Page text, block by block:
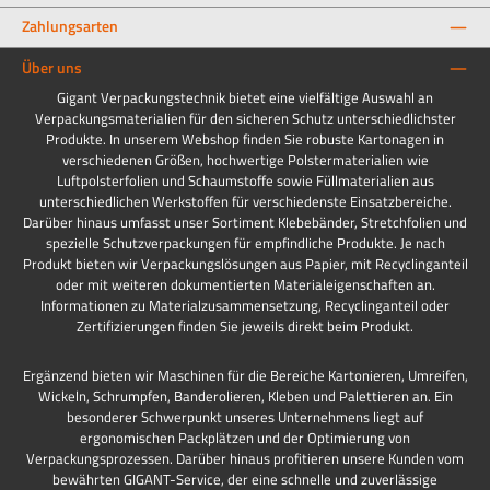
Zahlungsarten
Über uns
Gigant Verpackungstechnik bietet eine vielfältige Auswahl an
Verpackungsmaterialien für den sicheren Schutz unterschiedlichster
Produkte. In unserem Webshop finden Sie robuste Kartonagen in
verschiedenen Größen, hochwertige Polstermaterialien wie
Luftpolsterfolien und Schaumstoffe sowie Füllmaterialien aus
unterschiedlichen Werkstoffen für verschiedenste Einsatzbereiche.
Darüber hinaus umfasst unser Sortiment Klebebänder, Stretchfolien und
spezielle Schutzverpackungen für empfindliche Produkte. Je nach
Produkt bieten wir Verpackungslösungen aus Papier, mit Recyclinganteil
oder mit weiteren dokumentierten Materialeigenschaften an.
Informationen zu Materialzusammensetzung, Recyclinganteil oder
Zertifizierungen finden Sie jeweils direkt beim Produkt.
Ergänzend bieten wir Maschinen für die Bereiche Kartonieren, Umreifen,
Wickeln, Schrumpfen, Banderolieren, Kleben und Palettieren an. Ein
besonderer Schwerpunkt unseres Unternehmens liegt auf
ergonomischen Packplätzen und der Optimierung von
Verpackungsprozessen. Darüber hinaus profitieren unsere Kunden vom
bewährten GIGANT-Service, der eine schnelle und zuverlässige